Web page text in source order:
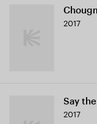
2017
Say
2017